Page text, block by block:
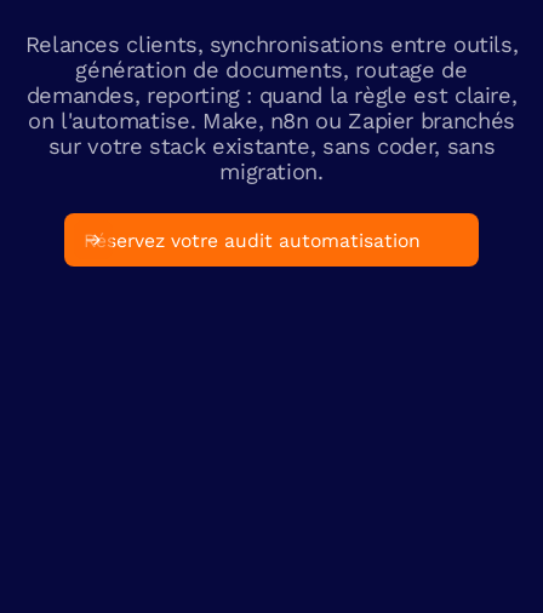
Relances clients, synchronisations entre outils,
génération de documents, routage de
demandes, reporting : quand la règle est claire,
on l'automatise. Make, n8n ou Zapier branchés
sur votre stack existante, sans coder, sans
migration.
Réservez votre audit automatisation